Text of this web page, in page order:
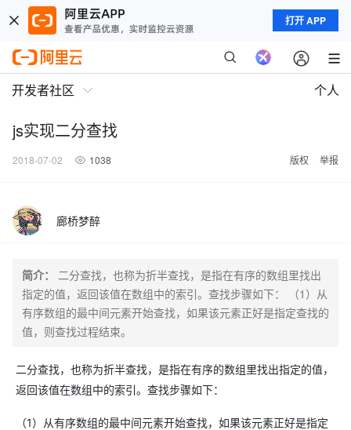
打开 APP
开发者社区 个人
js实现二分查找
2018-07-02 1038 版权 举报
廊桥梦醉
简介：
二分查找，也称为折半查找，是指在有序的数组里找出
指定的值，返回该值在数组中的索引。查找步骤如下： （1）从
有序数组的最中间元素开始查找，如果该元素正好是指定查找的
值，则查找过程结束。
二分查找，也称为折半查找，是指在有序的数组里找出指定的值，
返回该值在数组中的索引。查找步骤如下：
（1）从有序数组的最中间元素开始查找，如果该元素正好是指定